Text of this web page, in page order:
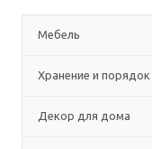
Мебель
Хранение и порядок
Декор для дома